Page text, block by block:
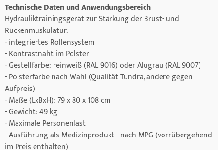
Technische Daten und Anwendungsbereich
Hydrauliktrainingsgerät zur Stärkung der Brust- und
Rückenmuskulatur.
- integriertes Rollensystem
- Kontrastnaht im Polster
- Gestellfarbe: reinweiß (RAL 9016) oder Alugrau (RAL 9007)
- Polsterfarbe nach Wahl (Qualität Tundra, andere gegen
Aufpreis)
- Maße (LxBxH): 79 x 80 x 108 cm
- Gewicht: 49 kg
- Maximale Personenlast
- Ausführung als Medizinprodukt - nach MPG (vorrübergehend
im Preis enthalten)